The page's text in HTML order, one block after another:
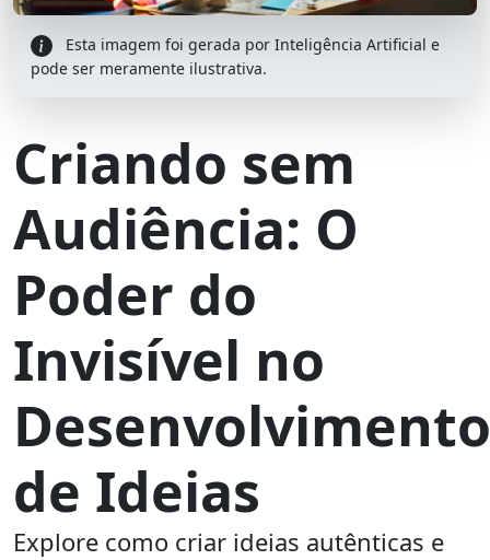
Esta imagem foi gerada por Inteligência Artificial e
pode ser meramente ilustrativa.
Criando sem
Audiência: O
Poder do
Invisível no
Desenvolvimento
de Ideias
Explore como criar ideias autênticas e